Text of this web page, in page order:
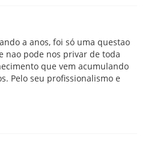
a anos, foi só uma questao
nao pode nos privar de toda
que vem acumulando
Pelo seu profissionalismo e